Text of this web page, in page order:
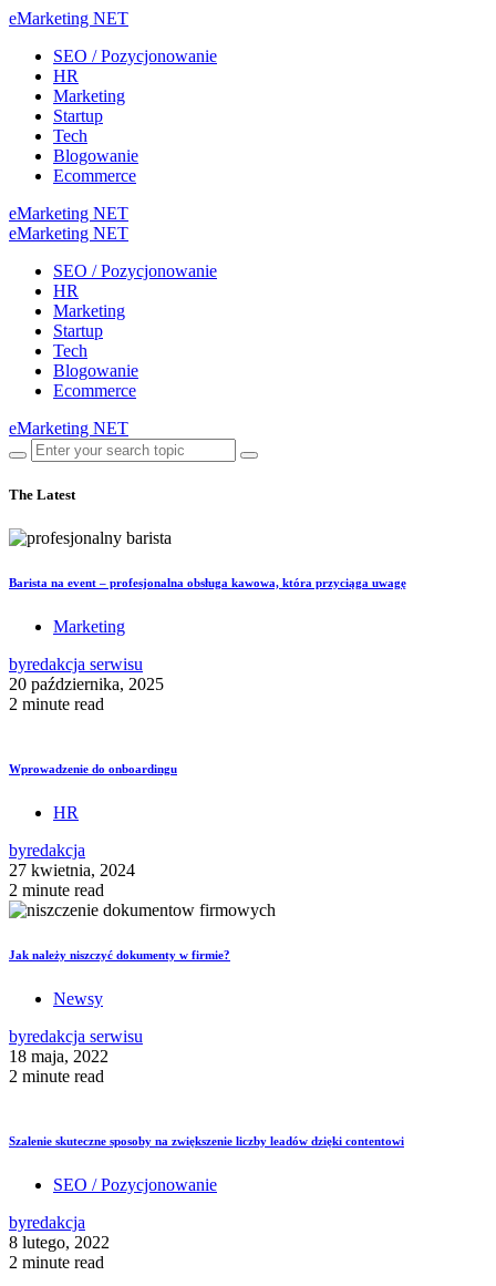
eMarketing NET
SEO / Pozycjonowanie
HR
Marketing
Startup
Tech
Blogowanie
Ecommerce
eMarketing NET
eMarketing NET
SEO / Pozycjonowanie
HR
Marketing
Startup
Tech
Blogowanie
Ecommerce
eMarketing NET
The Latest
Barista na event – profesjonalna obsługa kawowa, która przyciąga uwagę
Marketing
byredakcja serwisu
20 października, 2025
2 minute read
Wprowadzenie do onboardingu
HR
byredakcja
27 kwietnia, 2024
2 minute read
Jak należy niszczyć dokumenty w firmie?
Newsy
byredakcja serwisu
18 maja, 2022
2 minute read
Szalenie skuteczne sposoby na zwiększenie liczby leadów dzięki contentowi
SEO / Pozycjonowanie
byredakcja
8 lutego, 2022
2 minute read